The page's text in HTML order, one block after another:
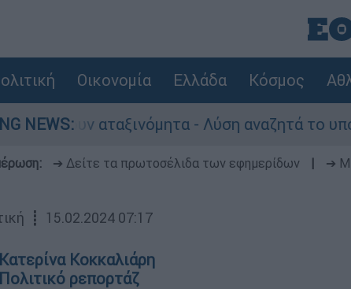
Οικονομία Ελλάδα Κόσμος
NEWS:
αταξινόμητα - Λύση αναζητά το υπουργείο
➔ Δείτε τα πρωτοσέλιδα των εφημερίδων ➔
┋ 15.02.2024 07:17
Κατερίνα Κοκκαλιάρη
Πολιτικό ρεπορτάζ